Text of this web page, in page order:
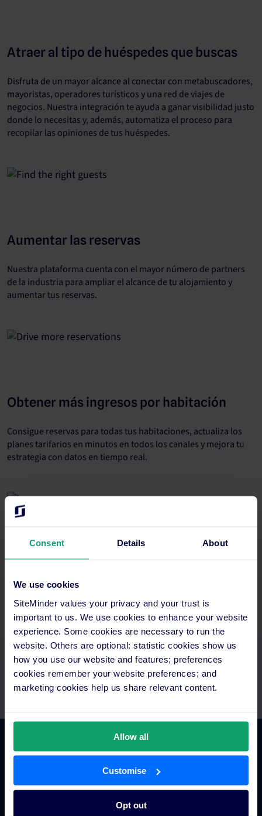
Consent Details About
We use cookies
SiteMinder values your privacy and your trust is
important to us. We use cookies to enhance your website
experience. Some cookies are necessary to run the
website. Others are optional: statistic cookies show us
how you use our website and features; preferences
cookies remember your website preferences; and
marketing cookies help us share relevant content.
Allow all
Customise
Opt out
Atraer al tipo de huéspedes que buscas
Disfruta de un mayor alcance al conectar con metabuscadores,
mayoristas, operadores turísticos y una red de viajes de
negocios. Nuestra integración te ayuda a ganar visibilidad justo
donde lo necesitas y, además, automatiza el proceso para
recopilar las opiniones de tus huéspedes.
Aumentar las reservas
Nuestra plataforma cuenta con el mayor número de partners
de la industria para ampliar el alcance de tu alojamiento y
aumentar tus reservas.
Obtener más ingresos por habitación
Consigue reservas para todas tus habitaciones, actualiza los
planes tarifarios en minutos en todos los canales y mejora tu
estrategia con datos en tiempo real.
Aprovechar tu tiempo al máximo
intégralos con la tecnología de la que ya dispones.Si necesitas
ayuda, recuerda que cuentas con equipos de integración y
asistencia.
Comercio hotelero
Gestor de canales para hoteles
Motor de reservas para hoteles